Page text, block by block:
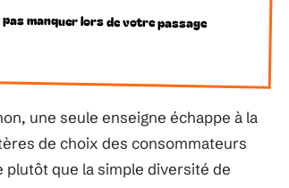
pas manquer lors de votre passage
une seule enseigne échappe à la
de choix des consommateurs
plutôt que la simple diversité de